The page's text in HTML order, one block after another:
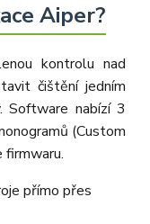
Aiper?
kontrolu nad
čištění jedním
Software nabízí 3
(Custom
firmwaru.
přímo přes